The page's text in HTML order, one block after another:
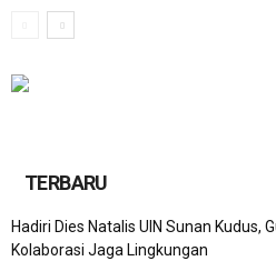
TERBARU
Hadiri Dies Natalis UIN Sunan Kudus,
Kolaborasi Jaga Lingkungan